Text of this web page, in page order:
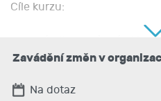
Cíle kurzu:
- seznámit se s různými
Zavádění změn v
Na dotaz